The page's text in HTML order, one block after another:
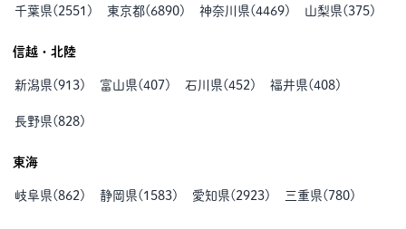
千葉県( 2551 ) 東京都( 6890) 神奈川県(4469) 山梨県(375)
信越・北陸
新潟県(913) 富山県(407 ) 石川県(452 ) 福井県(408)
長野県(828)
東海
岐阜県(862 ) 静岡県( 1583) 愛知県( 2923) 三重県( 780)